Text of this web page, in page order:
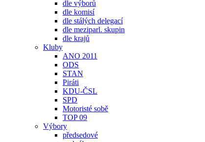
dle výborů
dle komisí
dle stálých delegací
dle meziparl. skupin
dle krajů
Kluby
ANO 2011
ODS
STAN
Piráti
KDU-ČSL
SPD
Motoristé sobě
TOP 09
Výbory
předsedové